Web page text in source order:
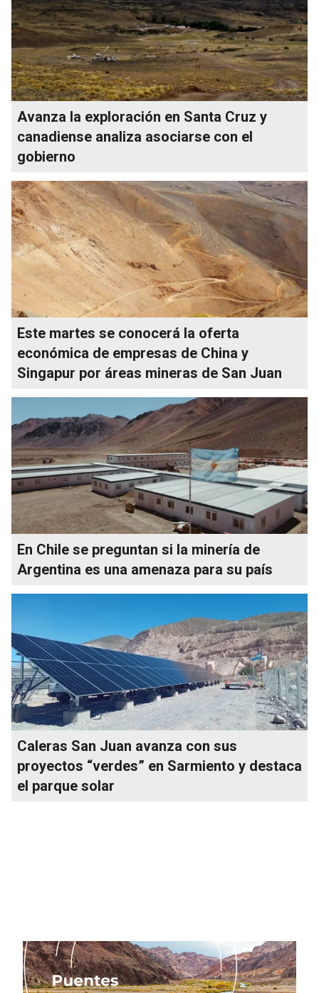
Avanza la exploración en Santa Cruz y
canadiense analiza asociarse con el
gobierno
Este martes se conocerá la oferta
económica de empresas de China y
Singapur por áreas mineras de San Juan
En Chile se preguntan si la minería de
Argentina es una amenaza para su país
Caleras San Juan avanza con sus
proyectos “verdes” en Sarmiento y destaca
el parque solar